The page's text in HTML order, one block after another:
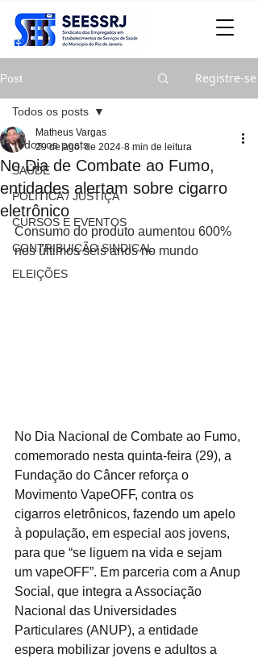
Post Registre-se
Todos os posts
SAÚDE
POLITICA / JUSTIÇA
CURSOS E EVENTOS
CONTRIBUIÇÃO SINDICAL
ELEIÇÕES
Todos os posts
No Dia de Combate ao Fumo,
entidades alertam sobre cigarro
eletrônico
Matheus Vargas
29 de ago. de 2024 8 min de leitura
Consumo do produto aumentou 600%
nos últimos seis anos no mundo
No Dia Nacional de Combate ao Fumo,
comemorado nesta quinta-feira (29), a
Fundação do Câncer reforça o
Movimento VapeOFF, contra os
cigarros eletrônicos, fazendo um apelo
à população, em especial aos jovens,
para que “se liguem na vida e sejam
um vapeOFF”. Em parceria com a Anup
Social, que integra a Associação
Nacional das Universidades
Particulares (ANUP), a entidade
espera mobilizar jovens e adultos a